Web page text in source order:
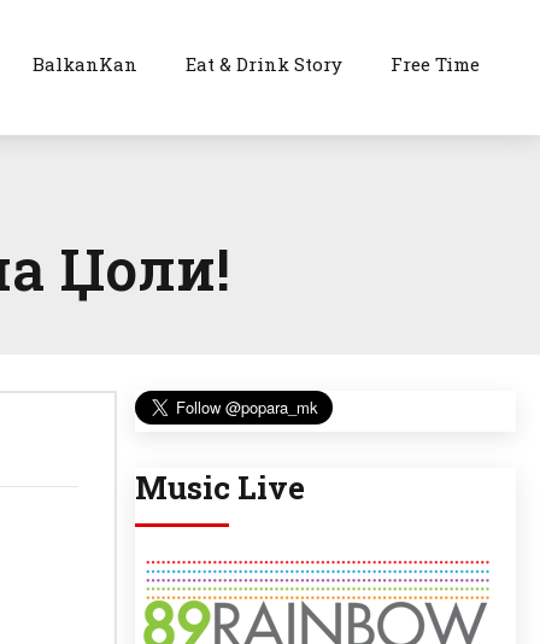
BalkanKan Eat & Drink Story Free Time
Џоли!
Music Live